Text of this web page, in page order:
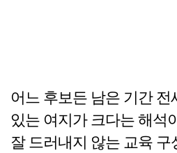
어느 후보든 남은 기간
있는 여지가 크다는 해석
잘 드러내지 않는 교육 구